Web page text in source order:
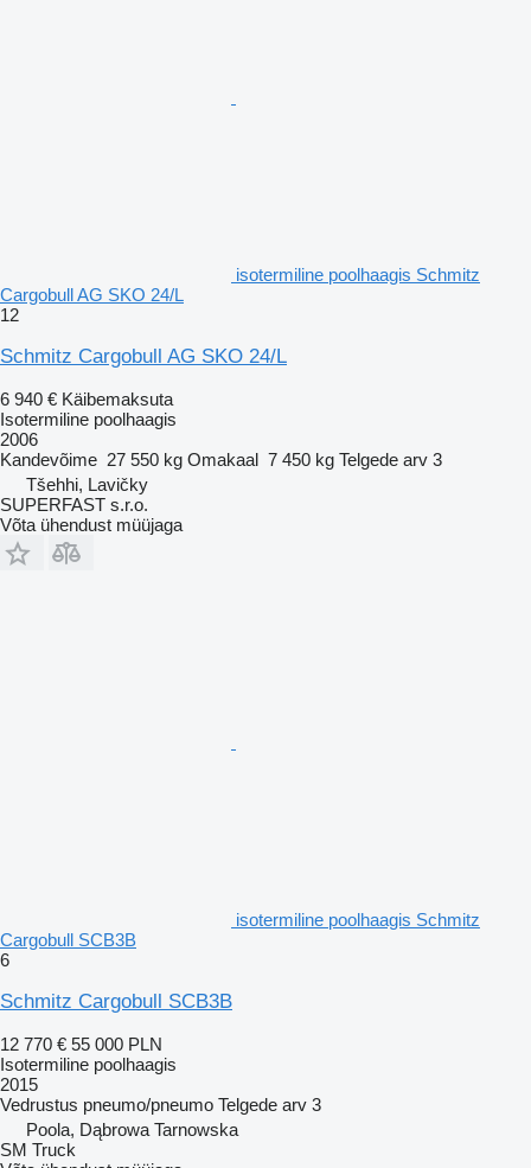
isotermiline poolhaagis Schmitz
Cargobull AG SKO 24/L
12
Schmitz Cargobull AG SKO 24/L
6 940 € Käibemaksuta
Isotermiline poolhaagis
2006
Kandevõime 27 550 kg Omakaal 7 450 kg Telgede arv 3
Tšehhi, Lavičky
SUPERFAST s.r.o.
Võta ühendust müüjaga
isotermiline poolhaagis Schmitz
Cargobull SCB3B
6
Schmitz Cargobull SCB3B
12 770 € 55 000 PLN
Isotermiline poolhaagis
2015
Vedrustus pneumo/pneumo Telgede arv 3
Poola, Dąbrowa Tarnowska
SM Truck